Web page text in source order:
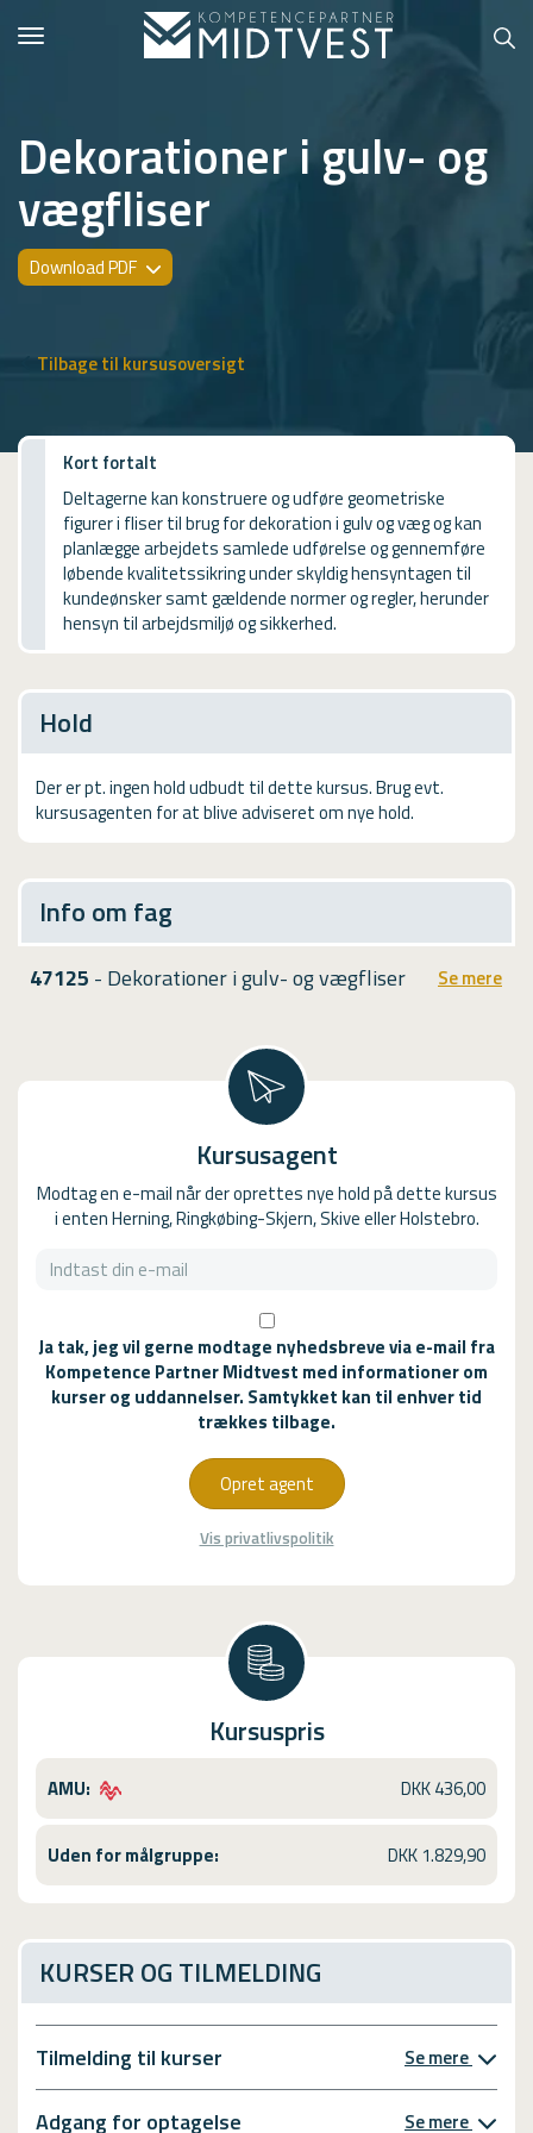
Hvem er vi?
Kontakt konsulent
ONLINE
USMA
Videoguides
Dekorationer i gulv- og
vægfliser
Download PDF
Tilbage til kursusoversigt
Kort fortalt
Deltagerne kan konstruere og udføre geometriske
figurer i fliser til brug for dekoration i gulv og væg og kan
planlægge arbejdets samlede udførelse og gennemføre
løbende kvalitetssikring under skyldig hensyntagen til
kundeønsker samt gældende normer og regler, herunder
hensyn til arbejdsmiljø og sikkerhed.
Hold
Der er pt. ingen hold udbudt til dette kursus. Brug evt.
kursusagenten for at blive adviseret om nye hold.
Info om fag
47125 - Dekorationer i gulv- og vægfliser Se mere
Kursusagent
Modtag en e-mail når der oprettes nye hold på dette kursus
i enten Herning, Ringkøbing-Skjern, Skive eller Holstebro.
Ja tak, jeg vil gerne modtage nyhedsbreve via e-mail fra
Kompetence Partner Midtvest med informationer om
kurser og uddannelser. Samtykket kan til enhver tid
trækkes tilbage.
Opret agent
Vis privatlivspolitik
Kursuspris
AMU: DKK 436,00
Uden for målgruppe: DKK 1.829,90
KURSER OG TILMELDING
Tilmelding til kurser Se mere
Adgang for optagelse Se mere